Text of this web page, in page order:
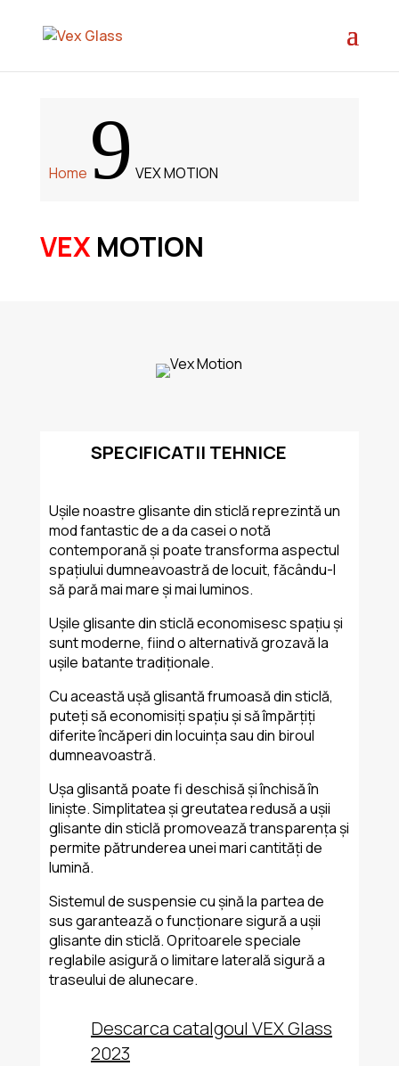
Home 9 VEX MOTION
VEXMOTION
SPECIFICATII TEHNICE
Ușile noastre glisante din sticlă reprezintă un
mod fantastic de a da casei o notă
contemporană și poate transforma aspectul
spațiului dumneavoastră de locuit, făcându-l
să pară mai mare și mai luminos.
Ușile glisante din sticlă economisesc spațiu și
sunt moderne, fiind o alternativă grozavă la
ușile batante tradiționale.
Cu această ușă glisantă frumoasă din sticlă,
puteți să economisiți spațiu și să împărțiți
diferite încăperi din locuința sau din biroul
dumneavoastră.
Ușa glisantă poate fi deschisă și închisă în
liniște. Simplitatea și greutatea redusă a ușii
glisante din sticlă promovează transparența și
permite pătrunderea unei mari cantități de
lumină.
Sistemul de suspensie cu șină la partea de
sus garantează o funcționare sigură a ușii
glisante din sticlă. Opritoarele speciale
reglabile asigură o limitare laterală sigură a
traseului de alunecare.
Descarca catalgoul VEX Glass
2023